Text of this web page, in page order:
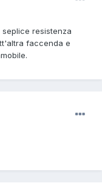
seplice resistenza
faccenda e